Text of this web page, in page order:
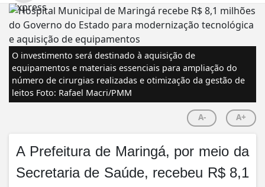
O investimento será destinado à aquisição de
equipamentos e materiais essenciais para ampliação do
número de cirurgias realizadas e otimização da gestão de
leitos Foto: Rafael Macri/PMM
A- A+
A Prefeitura de Maringá, por meio da
Secretaria de Saúde, recebeu R$ 8,1